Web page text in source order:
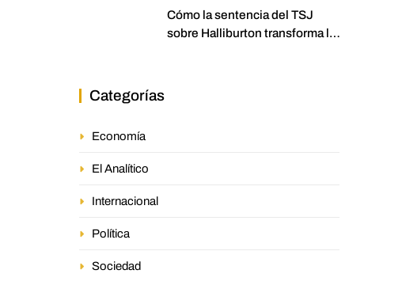
Cómo la sentencia del TSJ
sobre Halliburton transforma la
Categorías
Economía
El Analítico
Internacional
Política
Sociedad